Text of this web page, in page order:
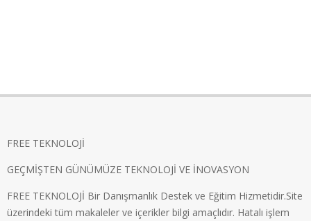
FREE TEKNOLOJİ
GEÇMİŞTEN GÜNÜMÜZE TEKNOLOJİ VE İNOVASYON
FREE TEKNOLOJİ Bir Danışmanlık Destek ve Eğitim Hizmetidir.Site
üzerindeki tüm makaleler ve içerikler bilgi amaçlıdır. Hatalı işlem